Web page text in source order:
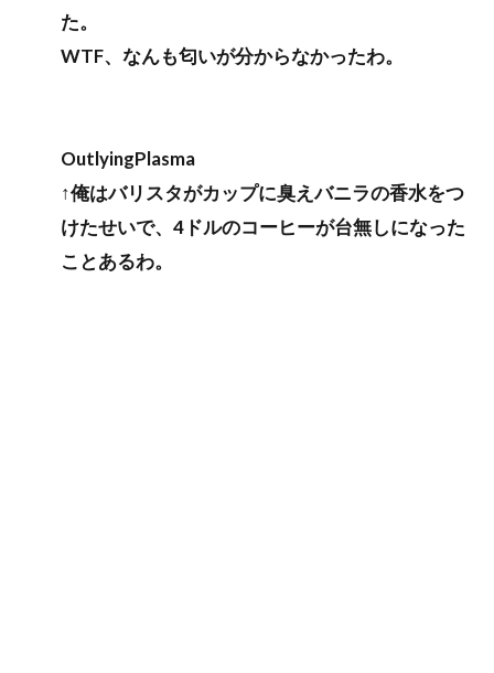
た。
WTF、なんも匂いが分からなかったわ。
OutlyingPlasma
↑俺はバリスタがカップに臭えバニラの香水をつ
けたせいで、4ドルのコーヒーが台無しになった
ことあるわ。